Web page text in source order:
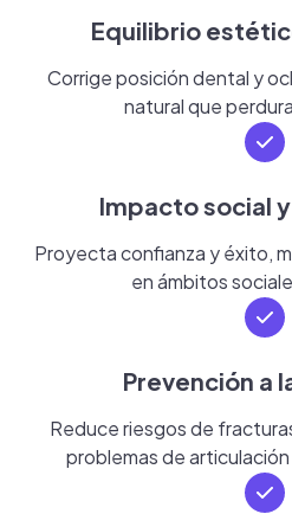
Equilibrio
Corrige posición dental y
natural que
Impacto social
Proyecta confianza y éxito,
en ámbitos
Prevención a
Reduce riesgos de
problemas de